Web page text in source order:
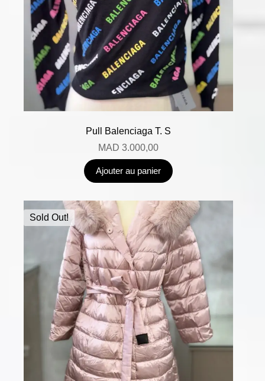
Pull Balenciaga T. S
MAD 3.000,00
Ajouter au panier
Sold Out!